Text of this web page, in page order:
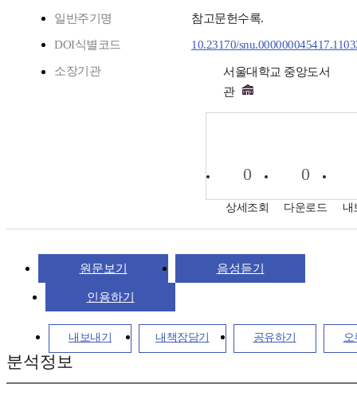
일반주기명 참고문헌수록.
DOI식별코드 10.23170/
소장기관
서울대학교 중앙도서
관
0
상세조회
0
다운로드 내
원문보기 음성듣기
인용하기
내보내기 내책장담기 공유하기 오
분석정보